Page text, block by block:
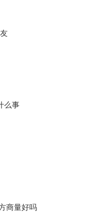
么事
商量好吗